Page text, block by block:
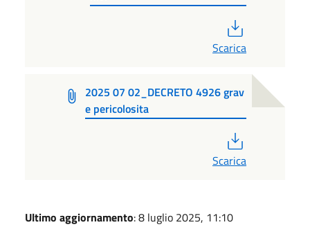
Scarica
2025 07 02_DECRETO 4926 grav
e pericolosita
Scarica
Ultimo aggiornamento: 8 luglio 2025, 11:10